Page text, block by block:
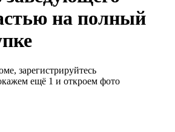
на полный
зарегистрируйтесь
ещё 1 и откроем фото